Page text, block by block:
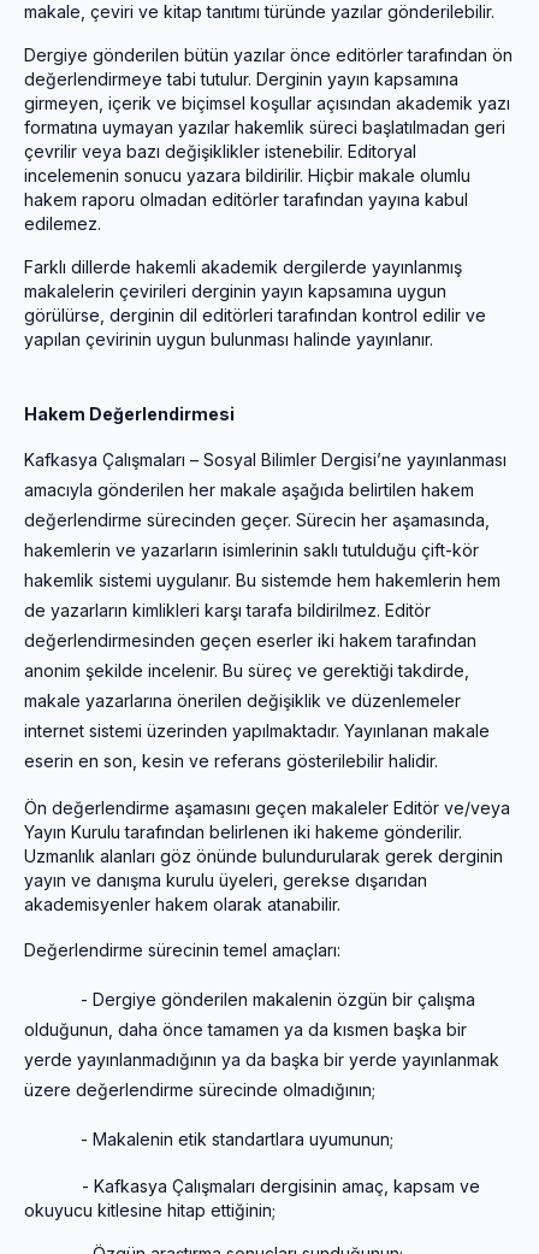
makale, çeviri ve kitap tanıtımı türünde yazılar gönderilebilir.
Dergiye gönderilen bütün yazılar önce editörler tarafından ön
değerlendirmeye tabi tutulur. Derginin yayın kapsamına
girmeyen, içerik ve biçimsel koşullar açısından akademik yazı
formatına uymayan yazılar hakemlik süreci başlatılmadan geri
çevrilir veya bazı değişiklikler istenebilir. Editoryal
incelemenin sonucu yazara bildirilir. Hiçbir makale olumlu
hakem raporu olmadan editörler tarafından yayına kabul
edilemez.
Farklı dillerde hakemli akademik dergilerde yayınlanmış
makalelerin çevirileri derginin yayın kapsamına uygun
görülürse, derginin dil editörleri tarafından kontrol edilir ve
yapılan çevirinin uygun bulunması halinde yayınlanır.
Hakem Değerlendirmesi
Kafkasya Çalışmaları – Sosyal Bilimler Dergisi’ne yayınlanması
amacıyla gönderilen her makale aşağıda belirtilen hakem
değerlendirme sürecinden geçer. Sürecin her aşamasında,
hakemlerin ve yazarların isimlerinin saklı tutulduğu çift-kör
hakemlik sistemi uygulanır. Bu sistemde hem hakemlerin hem
de yazarların kimlikleri karşı tarafa bildirilmez. Editör
değerlendirmesinden geçen eserler iki hakem tarafından
anonim şekilde incelenir. Bu süreç ve gerektiği takdirde,
makale yazarlarına önerilen değişiklik ve düzenlemeler
internet sistemi üzerinden yapılmaktadır. Yayınlanan makale
eserin en son, kesin ve referans gösterilebilir halidir.
Ön değerlendirme aşamasını geçen makaleler Editör ve/veya
Yayın Kurulu tarafından belirlenen iki hakeme gönderilir.
Uzmanlık alanları göz önünde bulundurularak gerek derginin
yayın ve danışma kurulu üyeleri, gerekse dışarıdan
akademisyenler hakem olarak atanabilir.
Değerlendirme sürecinin temel amaçları:
- Dergiye gönderilen makalenin özgün bir çalışma
olduğunun, daha önce tamamen ya da kısmen başka bir
yerde yayınlanmadığının ya da başka bir yerde yayınlanmak
üzere değerlendirme sürecinde olmadığının;
- Makalenin etik standartlara uyumunun;
- Kafkasya Çalışmaları dergisinin amaç, kapsam ve
okuyucu kitlesine hitap ettiğinin;